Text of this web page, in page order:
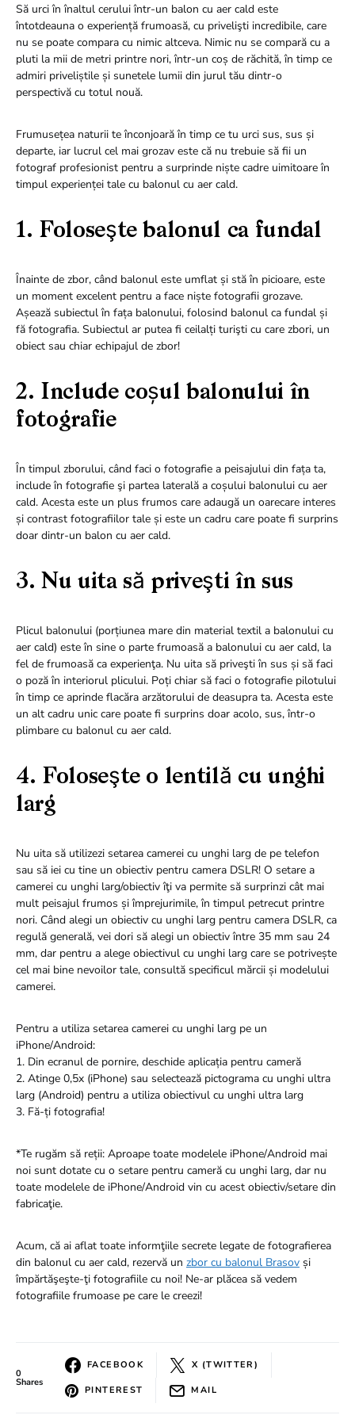
Să urci în înaltul cerului într-un balon cu aer cald este
întotdeauna o experiență frumoasă, cu privelişti incredibile, care
nu se poate compara cu nimic altceva. Nimic nu se compară cu a
pluti la mii de metri printre nori, într-un coș de răchită, în timp ce
admiri priveliștile și sunetele lumii din jurul tău dintr-o
perspectivă cu totul nouă.
Frumusețea naturii te înconjoară în timp ce tu urci sus, sus și
departe, iar lucrul cel mai grozav este că nu trebuie să fii un
fotograf profesionist pentru a surprinde niște cadre uimitoare în
timpul experienței tale cu balonul cu aer cald.
1. Foloseşte balonul ca fundal
Înainte de zbor, când balonul este umflat și stă în picioare, este
un moment excelent pentru a face niște fotografii grozave.
Așează subiectul în fața balonului, folosind balonul ca fundal și
fă fotografia. Subiectul ar putea fi ceilalți turişti cu care zbori, un
obiect sau chiar echipajul de zbor!
2. Include coșul balonului în
fotografie
În timpul zborului, când faci o fotografie a peisajului din fața ta,
include în fotografie şi partea laterală a coșului balonului cu aer
cald. Acesta este un plus frumos care adaugă un oarecare interes
și contrast fotografiilor tale și este un cadru care poate fi surprins
doar dintr-un balon cu aer cald.
3. Nu uita să priveşti în sus
Plicul balonului (porțiunea mare din material textil a balonului cu
aer cald) este în sine o parte frumoasă a balonului cu aer cald, la
fel de frumoasă ca experienţa. Nu uita să priveşti în sus și să faci
o poză în interiorul plicului. Poți chiar să faci o fotografie pilotului
în timp ce aprinde flacăra arzătorului de deasupra ta. Acesta este
un alt cadru unic care poate fi surprins doar acolo, sus, într-o
plimbare cu balonul cu aer cald.
4. Foloseşte o lentilă cu unghi
larg
Nu uita să utilizezi setarea camerei cu unghi larg de pe telefon
sau să iei cu tine un obiectiv pentru camera DSLR! O setare a
camerei cu unghi larg/obiectiv îţi va permite să surprinzi cât mai
mult peisajul frumos și împrejurimile, în timpul petrecut printre
nori. Când alegi un obiectiv cu unghi larg pentru camera DSLR, ca
regulă generală, vei dori să alegi un obiectiv între 35 mm sau 24
mm, dar pentru a alege obiectivul cu unghi larg care se potrivește
cel mai bine nevoilor tale, consultă specificul mărcii și modelului
camerei.
Pentru a utiliza setarea camerei cu unghi larg pe un
iPhone/Android:
1. Din ecranul de pornire, deschide aplicația pentru cameră
2. Atinge 0,5x (iPhone) sau selectează pictograma cu unghi ultra
larg (Android) pentru a utiliza obiectivul cu unghi ultra larg
3. Fă-ți fotografia!
*Te rugăm să reții: Aproape toate modelele iPhone/Android mai
noi sunt dotate cu o setare pentru cameră cu unghi larg, dar nu
toate modelele de iPhone/Android vin cu acest obiectiv/setare din
fabricaţie.
Acum, că ai aflat toate informţiile secrete legate de fotografierea
din balonul cu aer cald, rezervă un zbor cu balonul Brasov și
împărtăşeşte-ţi fotografiile cu noi! Ne-ar plăcea să vedem
fotografiile frumoase pe care le creezi!
0
Shares
FACEBOOK X (TWITTER)
PINTEREST MAIL